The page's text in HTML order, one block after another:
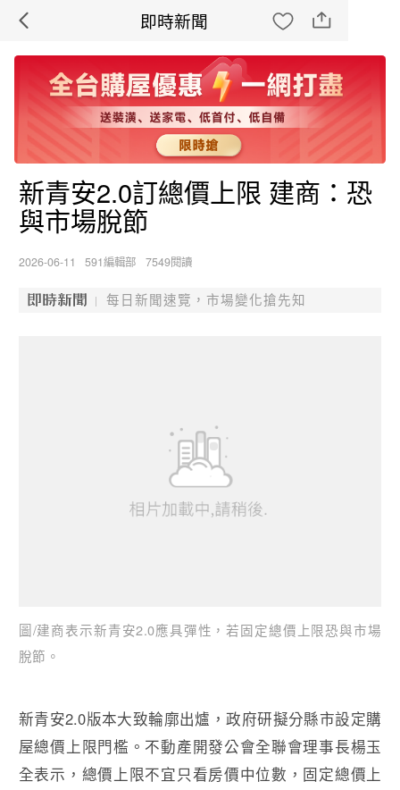
即時新聞
新青安2.0訂總價上限 建商：恐
與市場脫節
2026-06-11 591編輯部 7549閱讀
每日新聞速覽，市場變化搶先知
圖/建商表示新青安2.0應具彈性，若固定總價上限恐與市場
脫節。
新青安2.0版本大致輪廓出爐，政府研擬分縣市設定購
屋總價上限門檻。不動產開發公會全聯會理事長楊玉
全表示，總價上限不宜只看房價中位數，固定總價上